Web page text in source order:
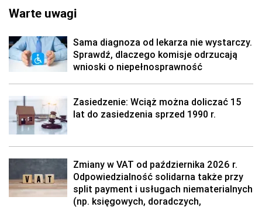
Warte uwagi
Sama diagnoza od lekarza nie wystarczy.
Sprawdź, dlaczego komisje odrzucają
wnioski o niepełnosprawność
Zasiedzenie: Wciąż można doliczać 15
lat do zasiedzenia sprzed 1990 r.
Zmiany w VAT od października 2026 r.
Odpowiedzialność solidarna także przy
split payment i usługach niematerialnych
(np. księgowych, doradczych,